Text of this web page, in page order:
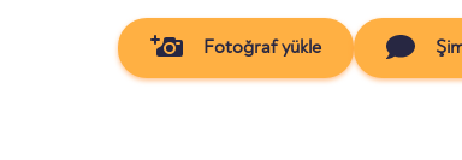
Fotoğraf yükle